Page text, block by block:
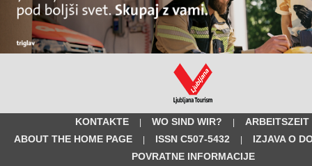
KONTAKTE WO SIND WIR?
ARBEITSZEIT
ABOUT THE HOME PAGE
ISSN C507-5432
IZJAVA O
POVRATNE INFORMACIJE